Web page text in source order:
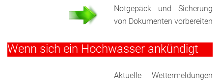
Notgepäck und Sicherung
von Dokumenten vorbereiten
Wenn sich ein Hochwasser ankündigt
Aktuelle Wettermeldungen